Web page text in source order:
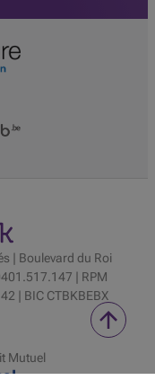
| Boulevard du Roi
| RPM
| BIC CTBKBEBX
Mutuel